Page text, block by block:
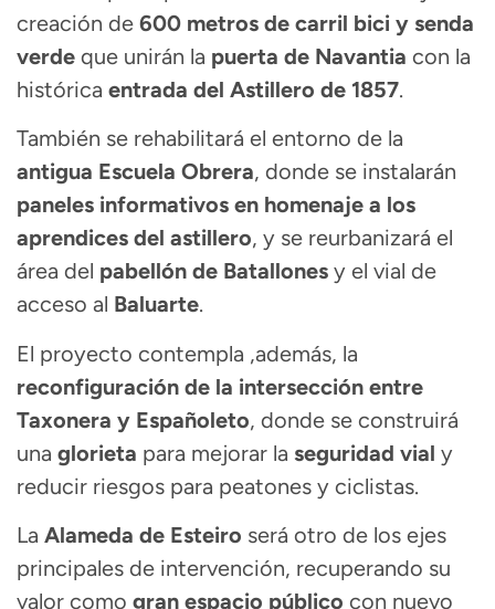
creación de 600 metros de carril bici y senda
verde que unirán la puerta de Navantia con la
histórica entrada del Astillero de 1857.
También se rehabilitará el entorno de la
antigua Escuela Obrera, donde se instalarán
paneles informativos en homenaje a los
aprendices del astillero, y se reurbanizará el
área del pabellón de Batallones y el vial de
acceso al Baluarte.
El proyecto contempla ,además, la
reconfiguración de la intersección entre
Taxonera y Españoleto, donde se construirá
una glorieta para mejorar la seguridad vial y
reducir riesgos para peatones y ciclistas.
La Alameda de Esteiro será otro de los ejes
principales de intervención, recuperando su
valor como gran espacio público con nuevo